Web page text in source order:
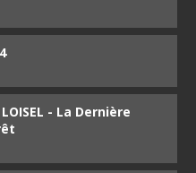
- La Dernière